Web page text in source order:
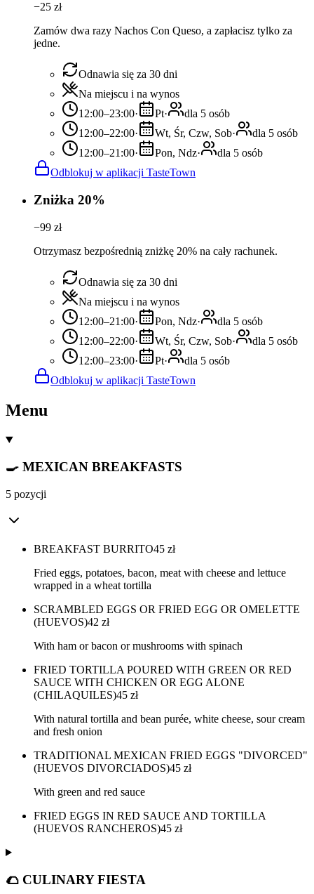
−25 zł
Zamów dwa razy Nachos Con Queso, a zapłacisz tylko za
jedne.
Odnawia się za 30 dni
Na miejscu i na wynos
12:00–23:00· Pt·
dla 5 osób
12:00–22:00· Wt, Śr, Czw, Sob·
dla 5 osób
12:00–21:00· Pon, Ndz·
dla 5 osób
Odblokuj w aplikacji TasteTown
Zniżka 20%
−99 zł
Otrzymasz bezpośrednią zniżkę 20% na cały rachunek.
Odnawia się za 30 dni
Na miejscu i na wynos
12:00–21:00· Pon, Ndz·
dla 5 osób
12:00–22:00· Wt, Śr, Czw, Sob·
dla 5 osób
12:00–23:00· Pt·
dla 5 osób
Odblokuj w aplikacji TasteTown
Menu
🍳 MEXICAN BREAKFASTS
5 pozycji
BREAKFAST BURRITO45 zł
Fried eggs, potatoes, bacon, meat with cheese and lettuce
wrapped in a wheat tortilla
SCRAMBLED EGGS OR FRIED EGG OR OMELETTE
(HUEVOS)42 zł
With ham or bacon or mushrooms with spinach
FRIED TORTILLA POURED WITH GREEN OR RED
SAUCE WITH CHICKEN OR EGG ALONE
(CHILAQUILES)45 zł
With natural tortilla and bean purée, white cheese, sour cream
and fresh onion
TRADITIONAL MEXICAN FRIED EGGS "DIVORCED"
(HUEVOS DIVORCIADOS)45 zł
With green and red sauce
FRIED EGGS IN RED SAUCE AND TORTILLA
(HUEVOS RANCHEROS)45 zł
🌮 CULINARY FIESTA